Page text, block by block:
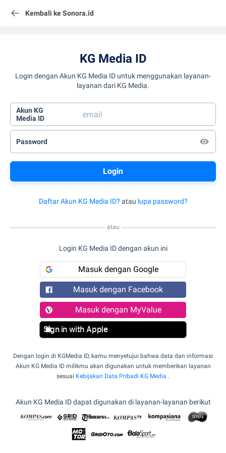
Kembali ke Sonora.id
KG Media ID
Login dengan Akun KG Media ID untuk menggunakan layanan-
layanan dari KG Media.
Akun KG
Media ID
Password
Daftar Akun KG Media ID? atau lupa password?
atau
Login KG Media ID dengan akun ini
Masuk dengan Google
Masuk dengan Facebook
Masuk dengan MyValue
Sign in with Apple
Dengan login di KGMedia ID, kamu menyetujui bahwa data dan informasi
Akun KG Media ID milikmu akan digunakan untuk memberikan layanan
sesuai Kebijakan Data Pribadi KG Media .
Akun KG Media ID dapat digunakan di layanan-layanan berikut